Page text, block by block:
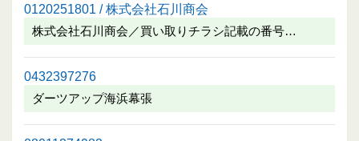
0120251801 / 株式会社石川商会
株式会社石川商会／買い取りチラシ記載の番号…
0432397276
ダーツアップ海浜幕張